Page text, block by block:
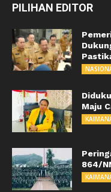
PILIHAN EDITOR
Maju
864/